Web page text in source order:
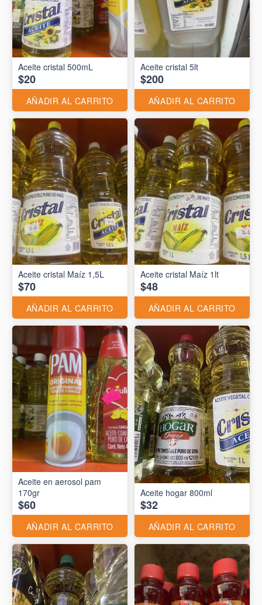
Aceite cristal 500mL
$20
AÑADIR AL CARRITO
Aceite cristal 5lt
$200
AÑADIR AL CARRITO
Aceite cristal Maíz 1,5L
$70
AÑADIR AL CARRITO
Aceite cristal Maíz 1lt
$48
AÑADIR AL CARRITO
Aceite en aerosol pam
170gr
$60
AÑADIR AL CARRITO
Aceite hogar 800ml
$32
AÑADIR AL CARRITO